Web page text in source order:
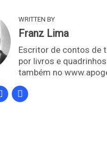
WRITTEN BY
Franz Lima
Escritor de contos de
por livros e
também no